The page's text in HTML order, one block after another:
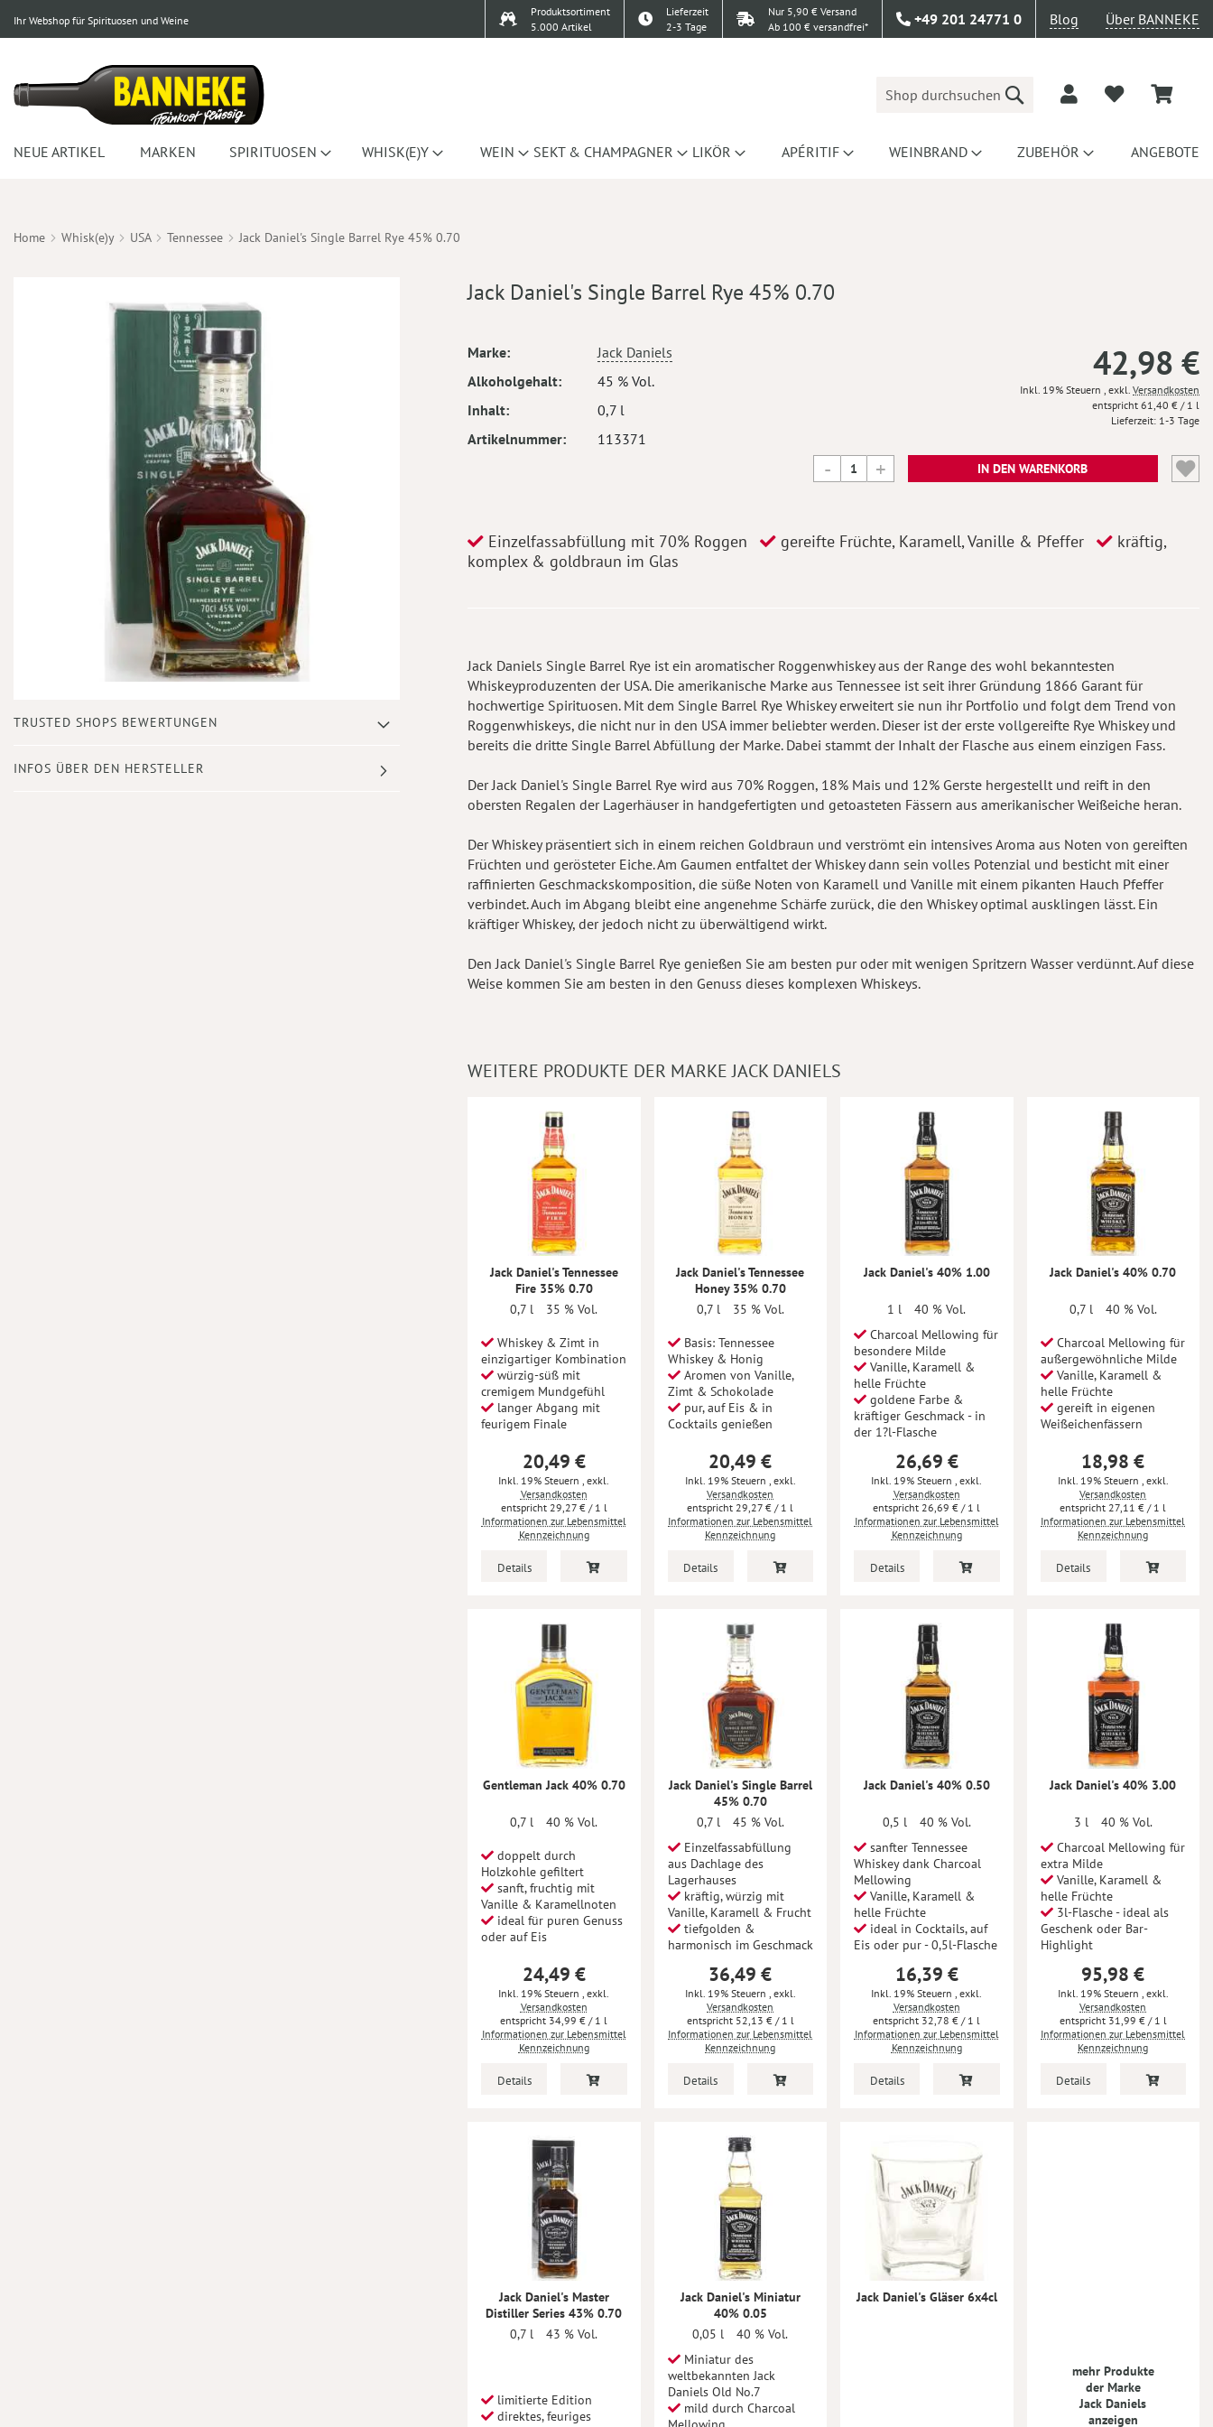
Ihr Webshop für Spirituosen und Weine
Produktsortiment
5.000 Artikel
Lieferzeit
2-3 Tage
Nur 5,90 € Versand
Ab 100 € versandfrei*
+49 201 24771 0 Blog Über BANNEKE
Suche
NEUE ARTIKEL MARKEN SPIRITUOSEN WHISK(E)Y WEIN SEKT & CHAMPAGNER LIKÖR APÉRITIF WEINBRAND ZUBEHÖR ANGEBOTE
Home Whisk(e)y USA Tennessee Jack Daniel's Single Barrel Rye 45% 0.70
Anfang
Bildergalerie
TRUSTED SHOPS BEWERTUNGEN
INFOS ÜBER DEN HERSTELLER
Jack Daniel's Single Barrel Rye 45% 0.70
Mehr
Marke
Jack Daniels
Alkoholgehalt
45 % Vol.
Inhalt
0,7 l
Artikelnummer
113371
42,98 €
Inkl. 19% Steuern , exkl. Versandkosten
61,40 € / 1 l
Lieferzeit 1-3 Tage
IN DEN WARENKORB
Einzelfassabfüllung mit 70% Roggen gereifte Früchte, Karamell, Vanille & Pfeffer
kräftig,
komplex & goldbraun im Glas
Jack Daniels Single Barrel Rye ist ein aromatischer Roggenwhiskey aus der Range des wohl bekanntesten
Whiskeyproduzenten der USA. Die amerikanische Marke aus Tennessee ist seit ihrer Gründung 1866 Garant für
hochwertige Spirituosen. Mit dem Single Barrel Rye Whiskey erweitert sie nun ihr Portfolio und folgt dem Trend von
Roggenwhiskeys, die nicht nur in den USA immer beliebter werden. Dieser ist der erste vollgereifte Rye Whiskey und
bereits die dritte Single Barrel Abfüllung der Marke. Dabei stammt der Inhalt der Flasche aus einem einzigen Fass.
Der Jack Daniel's Single Barrel Rye wird aus 70% Roggen, 18% Mais und 12% Gerste hergestellt und reift in den
obersten Regalen der Lagerhäuser in handgefertigten und getoasteten Fässern aus amerikanischer Weißeiche heran.
Der Whiskey präsentiert sich in einem reichen Goldbraun und verströmt ein intensives Aroma aus Noten von gereiften
Früchten und gerösteter Eiche. Am Gaumen entfaltet der Whiskey dann sein volles Potenzial und besticht mit einer
raffinierten Geschmackskomposition, die süße Noten von Karamell und Vanille mit einem pikanten Hauch Pfeffer
verbindet. Auch im Abgang bleibt eine angenehme Schärfe zurück, die den Whiskey optimal ausklingen lässt. Ein
kräftiger Whiskey, der jedoch nicht zu überwältigend wirkt.
Den Jack Daniel's Single Barrel Rye genießen Sie am besten pur oder mit wenigen Spritzern Wasser verdünnt. Auf diese
Weise kommen Sie am besten in den Genuss dieses komplexen Whiskeys.
WEITERE PRODUKTE DER MARKE JACK DANIELS
Jack Daniel's Tennessee
Fire 35% 0.70
0,7 l
35 % Vol.
Whiskey & Zimt in
einzigartiger Kombination
würzig-süß mit
cremigem Mundgefühl
langer Abgang mit
feurigem Finale
20,49 €
Inkl. 19% Steuern, exkl.
Versandkosten
29,27 €/ 1 l
Informationen zur Lebensmittel
Kennzeichnung
Details
Jack Daniel's Tennessee
Honey 35% 0.70
0,7 l
35 % Vol.
Basis: Tennessee
Whiskey & Honig
Aromen von Vanille,
Zimt & Schokolade
pur, auf Eis & in
Cocktails genießen
20,49 €
Inkl. 19% Steuern , exkl.
Versandkosten
29,27 € / 1 l
Informationen zur Lebensmittel
Kennzeichnung
Details
Jack Daniel's 40% 1.00
1 l
40 % Vol.
Charcoal Mellowing für
besondere Milde
Vanille, Karamell &
helle Früchte
goldene Farbe &
kräftiger Geschmack - in
der 1?l-Flasche
26,69 €
Inkl. 19% Steuern, exkl.
Versandkosten
26,69 € / 1 l
Informationen zur Lebensmittel
Kennzeichnung
Details
Jack Daniel's 40% 0.70
0,7 l 40 % Vol.
Charcoal Mellowing für
außergewöhnliche Milde
Vanille, Karamell &
helle Früchte
gereift in eigenen
Weißeichenfässern
18,98 €
Inkl. 19% Steuern , exkl.
Versandkosten
27,11 € / 1 l
Informationen zur Lebensmittel
Kennzeichnung
Details
Gentleman Jack 40% 0.70
0,7 l 40 % Vol.
doppelt durch
Holzkohle gefiltert
sanft, fruchtig mit
Vanille & Karamellnoten
ideal für puren Genuss
oder auf Eis
24,49 €
Inkl. 19% Steuern
exkl.
Versandkosten
34,99 € / 1 l
Informationen zur Lebensmittel
Kennzeichnung
Details
Jack Daniel's Single Barrel
45% 0.70
0,7 l
45 % Vol.
Einzelfassabfüllung
aus Dachlage des
Lagerhauses
kräftig, würzig mit
Vanille, Karamell & Frucht
tiefgolden &
harmonisch im Geschmack
36,49 €
Inkl. 19% Steuern exkl.
Versandkosten
52,13 € / 1 l
Informationen zur Lebensmittel
Kennzeichnung
Details
Jack Daniel's 40% 0.50
0,5 l
40 % Vol.
sanfter Tennessee
Whiskey dank Charcoal
Mellowing
Vanille, Karamell &
helle Früchte
ideal in Cocktails, auf
Eis oder pur - 0,5l-Flasche
16,39 €
Inkl. 19% Steuern
exkl.
Versandkosten
32,78 € / 1 l
Informationen zur Lebensmittel
Kennzeichnung
Details
Jack Daniel's 40% 3.00
3 l
40 % Vol.
Charcoal Mellowing für
extra Milde
Vanille, Karamell &
helle Früchte
3l-Flasche - ideal als
Geschenk oder Bar-
Highlight
95,98 €
Inkl. 19% Steuern exkl.
Versandkosten
31,99 € / 1 l
Informationen zur Lebensmittel
Kennzeichnung
Details
Jack Daniel's Master
Distiller Series 43% 0.70
0,7 l
43 % Vol.
limitierte Edition
direktes, feuriges
Jack Daniel's Miniatur
40% 0.05
0,05 l
40 % Vol.
Miniatur des
weltbekannten Jack
Daniels Old No.7
mild durch Charcoal
Jack Daniel's Gläser 6x4cl
mehr Produkte
der Marke
Jack Daniels
anzeigen